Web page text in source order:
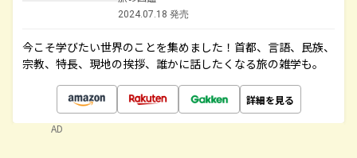
2024.07.18 発売
今こそ学びたい世界のことを集めました！首都、言語、民族、
宗教、特長、現地の挨拶、誰かに話したくなる旅の雑学も。
詳細を見る
AD